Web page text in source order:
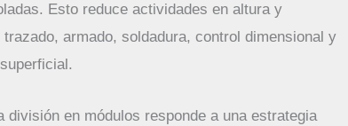
Esto reduce actividades en altura y
armado, soldadura, control dimensional y
división en módulos responde a una estrategia